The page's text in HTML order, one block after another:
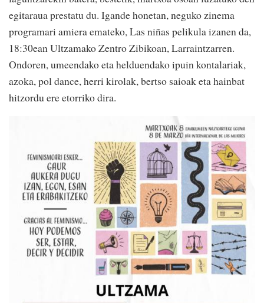
egitaraua prestatu du. Igande honetan, neguko zinema
programari amiera emateko, Las niñas pelikula izanen da,
18:30ean Ultzamako Zentro Zibikoan, Larraintzarren.
Ondoren, umeendako eta helduendako ipuin kontalariak,
azoka, pol dance, herri kirolak, bertso saioak eta hainbat
hitzordu ere etorriko dira.